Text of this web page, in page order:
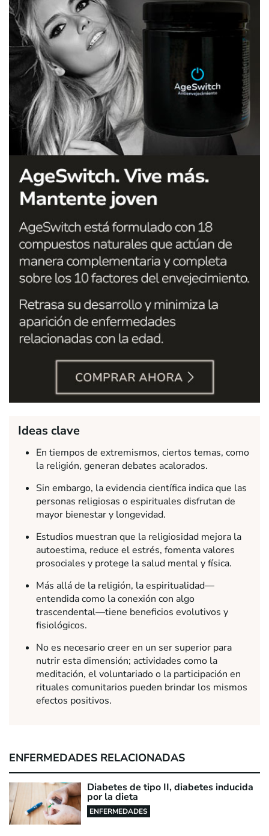
Ideas clave
En tiempos de extremismos, ciertos temas, como
la religión, generan debates acalorados.
Sin embargo, la evidencia científica indica que las
personas religiosas o espirituales disfrutan de
mayor bienestar y longevidad.
Estudios muestran que la religiosidad mejora la
autoestima, reduce el estrés, fomenta valores
prosociales y protege la salud mental y física.
Más allá de la religión, la espiritualidad—
entendida como la conexión con algo
trascendental—tiene beneficios evolutivos y
fisiológicos.
No es necesario creer en un ser superior para
nutrir esta dimensión; actividades como la
meditación, el voluntariado o la participación en
rituales comunitarios pueden brindar los mismos
efectos positivos.
ENFERMEDADES RELACIONADAS
Diabetes de tipo II, diabetes inducida
por la dieta
ENFERMEDADES